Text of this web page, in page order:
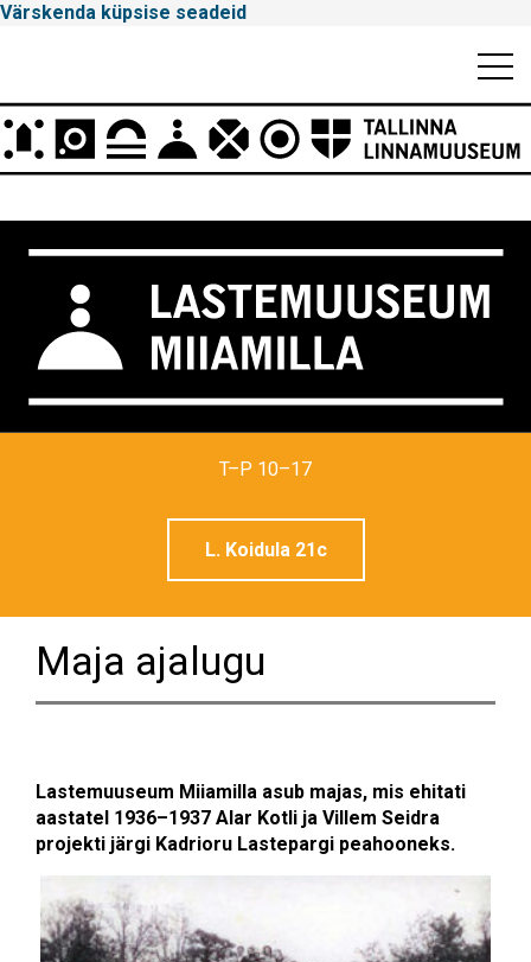
Värskenda küpsise seadeid
Peamenüü
T–P 10–17
L. Koidula 21c
Maja ajalugu
Lastemuuseum Miiamilla asub majas, mis ehitati
aastatel 1936–1937 Alar Kotli ja Villem Seidra
projekti järgi Kadrioru Lastepargi peahooneks.